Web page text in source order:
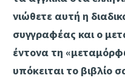
νιώθετε αυτή η
συγγραφέας και ο
έντονα τη
υπόκειται το βιβλίο